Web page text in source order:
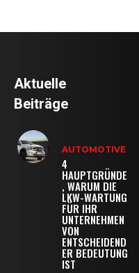
Aktuelle
Beiträge
AUTOMOTIVE
4
HAUPTGRÜNDE
, WARUM DIE
LKW-WARTUNG
FÜR IHR
UNTERNEHMEN
VON
ENTSCHEIDEND
ER BEDEUTUNG
IST